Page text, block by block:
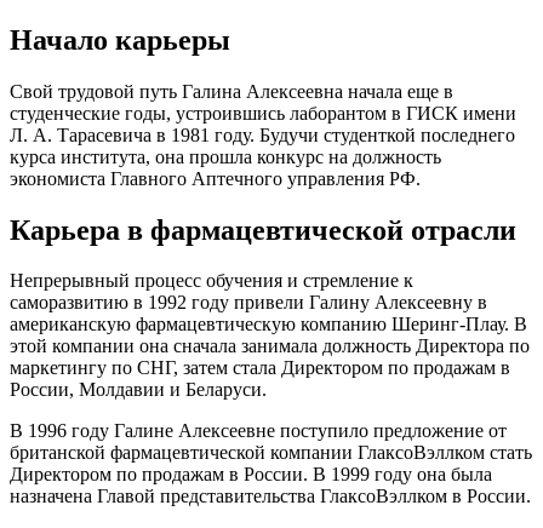
Начало карьеры
Свой трудовой путь Галина Алексеевна начала еще в
студенческие годы, устроившись лаборантом в ГИСК имени
Л. А. Тарасевича в 1981 году. Будучи студенткой последнего
курса института, она прошла конкурс на должность
экономиста Главного Аптечного управления РФ.
Карьера в фармацевтической отрасли
Непрерывный процесс обучения и стремление к
саморазвитию в 1992 году привели Галину Алексеевну в
американскую фармацевтическую компанию Шеринг-Плау. В
этой компании она сначала занимала должность Директора по
маркетингу по СНГ, затем стала Директором по продажам в
России, Молдавии и Беларуси.
В 1996 году Галине Алексеевне поступило предложение от
британской фармацевтической компании ГлаксоВэллком стать
Директором по продажам в России. В 1999 году она была
назначена Главой представительства ГлаксоВэллком в России.